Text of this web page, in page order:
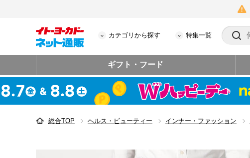
カテゴリから探す 特集一覧
ギフト・フード
総合TOP ヘルス・ビューティー インナー・ファッション